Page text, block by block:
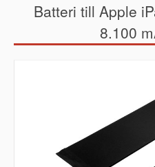
Batteri till Apple
8.100